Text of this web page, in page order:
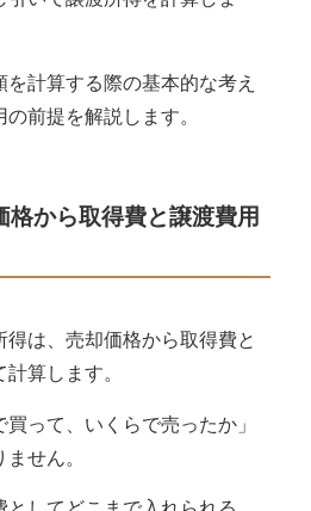
計算する際の基本的な考え
前提を解説します。
格から取得費と譲渡費用
は、 売却価格から取得費と
計算します。
って、いくらで売ったか」
せん。